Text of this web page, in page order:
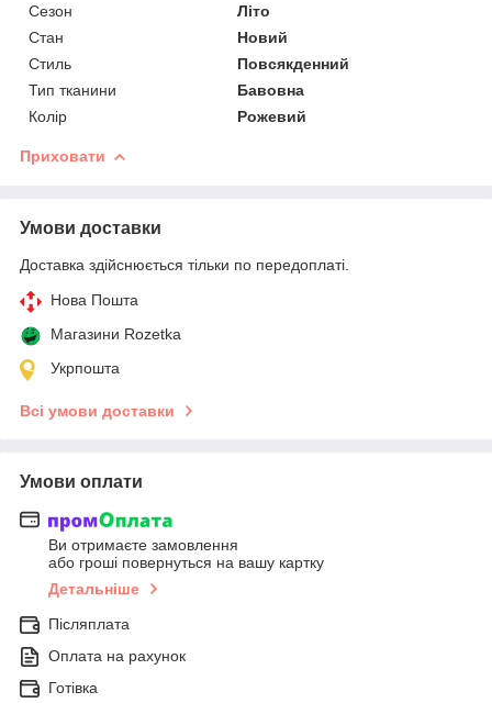
Сезон
Літо
Стан
Новий
Стиль
Повсякденний
Тип тканини
Бавовна
Колір
Рожевий
Приховати
Умови доставки
Доставка здійснюється тільки по передоплаті.
Нова Пошта
Магазини Rozetka
Укрпошта
Всі умови доставки
Умови оплати
Ви отримаєте замовлення
або гроші повернуться на вашу картку
Детальніше
Післяплата
Оплата на рахунок
Готівка